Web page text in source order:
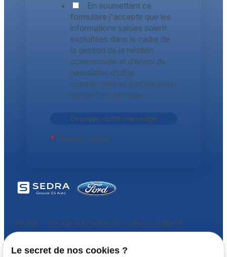
En soumettant ce
formulaire j'accepte que les
informations saisies soient
exploitées dans le cadre de
la gestion de la relation
commerciale et d’envoi de
newsletter d’offre
commerciale et d’information
qui peut en découler.
* Champs requis
GS Auto – Garage automobile de confiance à Elbeuf
Le secret de nos cookies ?